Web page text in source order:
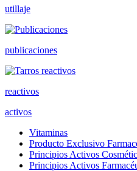
utillaje
publicaciones
reactivos
activos
Vitaminas
Producto Exclusivo
Principios Activos
Principios Activos